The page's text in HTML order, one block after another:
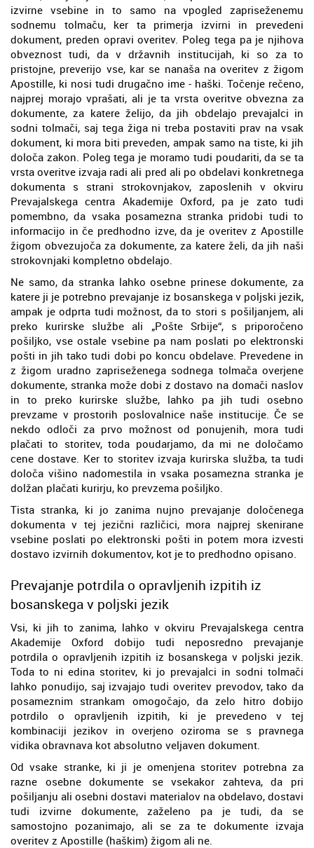
izvirne vsebine in to samo na vpogled zapriseženemu
sodnemu tolmaču, ker ta primerja izvirni in prevedeni
dokument, preden opravi overitev. Poleg tega pa je njihova
obveznost tudi, da v državnih institucijah, ki so za to
pristojne, preverijo vse, kar se nanaša na overitev z žigom
Apostille, ki nosi tudi drugačno ime - haški. Točenje rečeno,
najprej morajo vprašati, ali je ta vrsta overitve obvezna za
dokumente, za katere želijo, da jih obdelajo prevajalci in
sodni tolmači, saj tega žiga ni treba postaviti prav na vsak
dokument, ki mora biti preveden, ampak samo na tiste, ki jih
določa zakon. Poleg tega je moramo tudi poudariti, da se ta
vrsta overitve izvaja radi ali pred ali po obdelavi konkretnega
dokumenta s strani strokovnjakov, zaposlenih v okviru
Prevajalskega centra Akademije Oxford, pa je zato tudi
pomembno, da vsaka posamezna stranka pridobi tudi to
informacijo in če predhodno izve, da je overitev z Apostille
žigom obvezujoča za dokumente, za katere želi, da jih naši
strokovnjaki kompletno obdelajo.
Ne samo, da stranka lahko osebne prinese dokumente, za
katere ji je potrebno prevajanje iz bosanskega v poljski jezik,
ampak je odprta tudi možnost, da to stori s pošiljanjem, ali
preko kurirske službe ali „Pošte Srbije“, s priporočeno
pošiljko, vse ostale vsebine pa nam poslati po elektronski
pošti in jih tako tudi dobi po koncu obdelave. Prevedene in
z žigom uradno zapriseženega sodnega tolmača overjene
dokumente, stranka može dobi z dostavo na domači naslov
in to preko kurirske službe, lahko pa jih tudi osebno
prevzame v prostorih poslovalnice naše institucije. Če se
nekdo odloči za prvo možnost od ponujenih, mora tudi
plačati to storitev, toda poudarjamo, da mi ne določamo
cene dostave. Ker to storitev izvaja kurirska služba, ta tudi
določa višino nadomestila in vsaka posamezna stranka je
dolžan plačati kurirju, ko prevzema pošiljko.
Tista stranka, ki jo zanima nujno prevajanje določenega
dokumenta v tej jezični različici, mora najprej skenirane
vsebine poslati po elektronski pošti in potem mora izvesti
dostavo izvirnih dokumentov, kot je to predhodno opisano.
Prevajanje potrdila o opravljenih izpitih iz
bosanskega v poljski jezik
Vsi, ki jih to zanima, lahko v okviru Prevajalskega centra
Akademije Oxford dobijo tudi neposredno prevajanje
potrdila o opravljenih izpitih iz bosanskega v poljski jezik.
Toda to ni edina storitev, ki jo prevajalci in sodni tolmači
lahko ponudijo, saj izvajajo tudi overitev prevodov, tako da
posameznim strankam omogočajo, da zelo hitro dobijo
potrdilo o opravljenih izpitih, ki je prevedeno v tej
kombinaciji jezikov in overjeno oziroma se s pravnega
vidika obravnava kot absolutno veljaven dokument.
Od vsake stranke, ki ji je omenjena storitev potrebna za
razne osebne dokumente se vsekakor zahteva, da pri
pošiljanju ali osebni dostavi materialov na obdelavo, dostavi
tudi izvirne dokumente, zaželeno pa je tudi, da se
samostojno pozanimajo, ali se za te dokumente izvaja
overitev z Apostille (haškim) žigom ali ne.